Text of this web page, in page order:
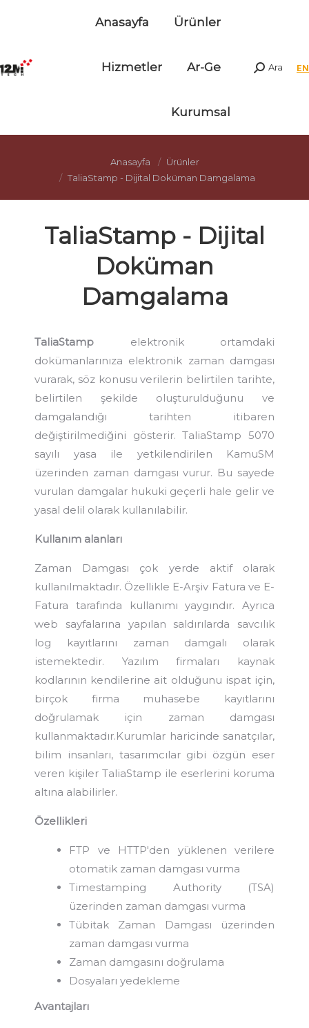
Anasayfa Ürünler
Hizmetler Ar-Ge
Kurumsal
Arama:
Ara
Anasayfa
Ürünler
TaliaStamp - Dijital Doküman Damgalama
TaliaStamp - Dijital
Doküman
Damgalama
TaliaStamp elektronik ortamdaki
dokümanlarınıza elektronik zaman damgası
vurarak, söz konusu verilerin belirtilen tarihte,
belirtilen şekilde oluşturulduğunu ve
damgalandığı tarihten itibaren
değiştirilmediğini gösterir. TaliaStamp 5070
sayılı yasa ile yetkilendirilen KamuSM
üzerinden zaman damgası vurur. Bu sayede
vurulan damgalar hukuki geçerli hale gelir ve
yasal delil olarak kullanılabilir.
Kullanım alanları
Zaman Damgası çok yerde aktif olarak
kullanılmaktadır. Özellikle E-Arşiv Fatura ve E-
Fatura tarafında kullanımı yaygındır. Ayrıca
web sayfalarına yapılan saldırılarda savcılık
log kayıtlarını zaman damgalı olarak
istemektedir. Yazılım firmaları kaynak
kodlarının kendilerine ait olduğunu ispat için,
birçok firma muhasebe kayıtlarını
doğrulamak için zaman damgası
kullanmaktadır.Kurumlar haricinde sanatçılar,
bilim insanları, tasarımcılar gibi özgün eser
veren kişiler TaliaStamp ile eserlerini koruma
altına alabilirler.
Özellikleri
FTP ve HTTP'den yüklenen verilere
otomatik zaman damgası vurma
Timestamping Authority (TSA)
üzerinden zaman damgası vurma
Tübitak Zaman Damgası üzerinden
zaman damgası vurma
Zaman damgasını doğrulama
Dosyaları yedekleme
Avantajları